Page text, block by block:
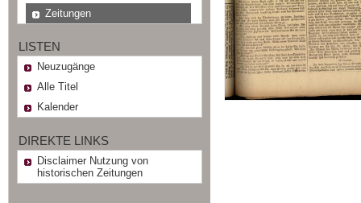
Zeitungen
LISTEN
Neuzugänge
Alle Titel
Kalender
DIREKTE LINKS
Disclaimer Nutzung von
historischen Zeitungen